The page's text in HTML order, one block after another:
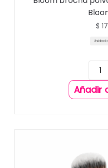
$
Unidad
Añadir